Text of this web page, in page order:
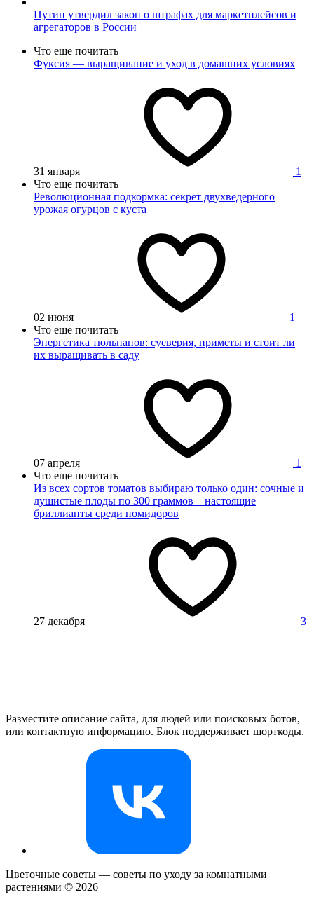
Путин утвердил закон о штрафах для маркетплейсов и
агрегаторов в России
Что еще почитать
Фуксия — выращивание и уход в домашних условиях
31 января
1
Что еще почитать
Революционная подкормка: секрет двухведерного
урожая огурцов с куста
02 июня
1
Что еще почитать
Энергетика тюльпанов: суеверия, приметы и стоит ли
их выращивать в саду
07 апреля
1
Что еще почитать
Из всех сортов томатов выбираю только один: сочные и
душистые плоды по 300 граммов – настоящие
бриллианты среди помидоров
27 декабря 3
Разместите описание сайта, для людей или поисковых ботов,
или контактную информацию. Блок поддерживает шорткоды.
Цветочные советы — советы по уходу за комнатными
растениями © 2026